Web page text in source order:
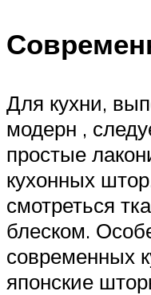
Для кухни,
модерн ,
простые
кухонных
смотреться
блеском.
современных
японские